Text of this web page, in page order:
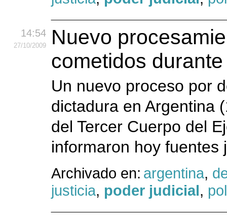
14:54
27/10/2009
Nuevo
cometidos
Un nuevo proceso por
dictadura en Argentina
del Tercer Cuerpo del
informaron hoy
Archivado en: argentina,
justicia, poder judicial,